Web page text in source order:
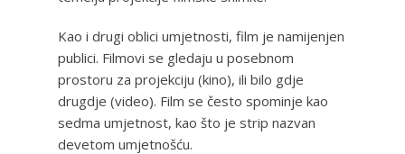
Kao i drugi oblici umjetnosti, film je namijenjen
publici. Filmovi se gledaju u posebnom
prostoru za projekciju (kino), ili bilo gdje
drugdje (video). Film se često spominje kao
sedma umjetnost, kao što je strip nazvan
devetom umjetnošću.